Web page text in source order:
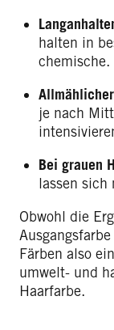
halten in
chemische.
je nach
Bei grauen
lassen
Obwohl die
Färben also
umwelt- und
Haarfarbe.